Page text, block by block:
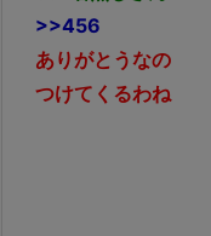
>>456
ありがとうなの
つけてくるわね